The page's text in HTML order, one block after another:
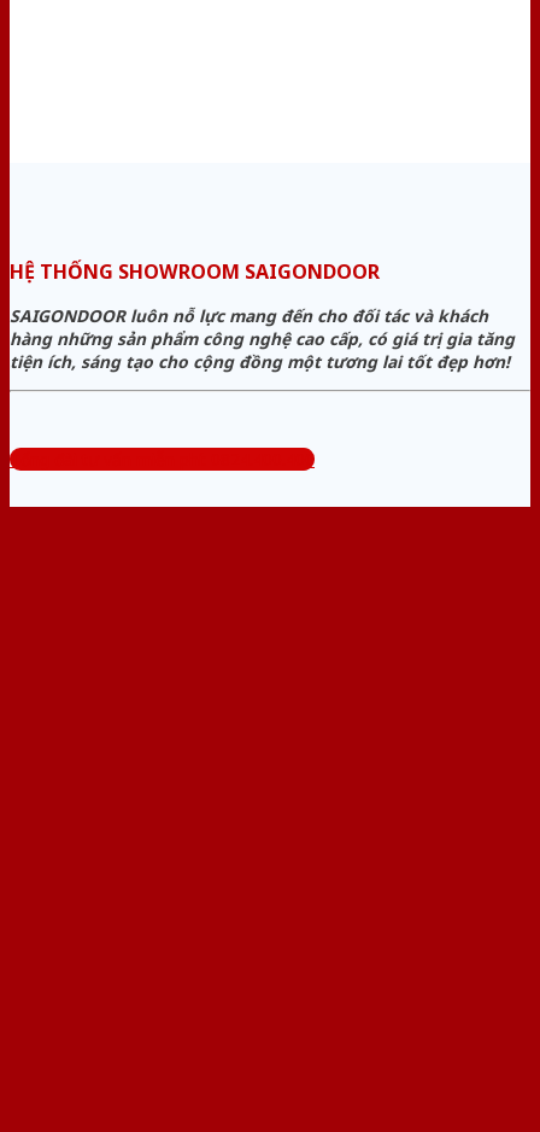
HỆ THỐNG SHOWROOM SAIGONDOOR
SAIGONDOOR luôn nỗ lực mang đến cho đối tác và khách
hàng những sản phẩm công nghệ cao cấp, có giá trị gia tăng
tiện ích, sáng tạo cho cộng đồng một tương lai tốt đẹp hơn!
Tổng đài tư vấn miễn phí: 0824.400.400